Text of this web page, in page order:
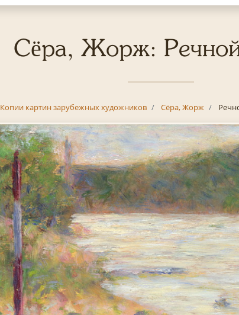
Сёра, Жорж:
Копии картин зарубежных художников Сёра, Жорж